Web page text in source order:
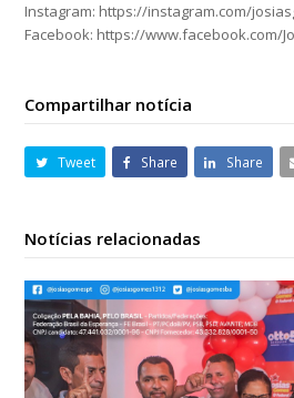
Instagram: https://instagram.com/
Facebook: https://www.facebook.com/
Compartilhar notícia
Tweet Share Share
Notícias relacionadas